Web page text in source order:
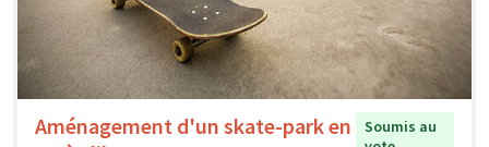
Aménagement d'un skate-park en
Soumis au